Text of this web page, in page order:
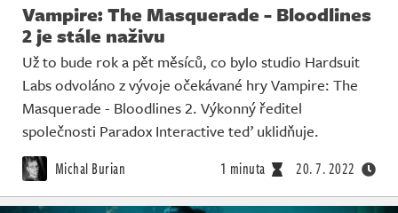
Vampire: The Masquerade - Bloodlines
2 je stále naživu
Už to bude rok a pět měsíců, co bylo studio Hardsuit
Labs odvoláno z vývoje očekávané hry Vampire: The
Masquerade - Bloodlines 2. Výkonný ředitel
společnosti Paradox Interactive teď uklidňuje.
Michal Burian 1 minuta 20. 7. 2022